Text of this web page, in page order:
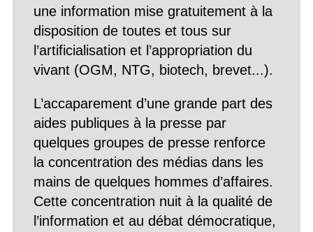
une information mise gratuitement à la
disposition de toutes et tous sur
l’artificialisation et l’appropriation du
vivant (OGM, NTG, biotech, brevet...).
L’accaparement d’une grande part des
aides publiques à la presse par
quelques groupes de presse renforce
la concentration des médias dans les
mains de quelques hommes d’affaires.
Cette concentration nuit à la qualité de
l’information et au débat démocratique,